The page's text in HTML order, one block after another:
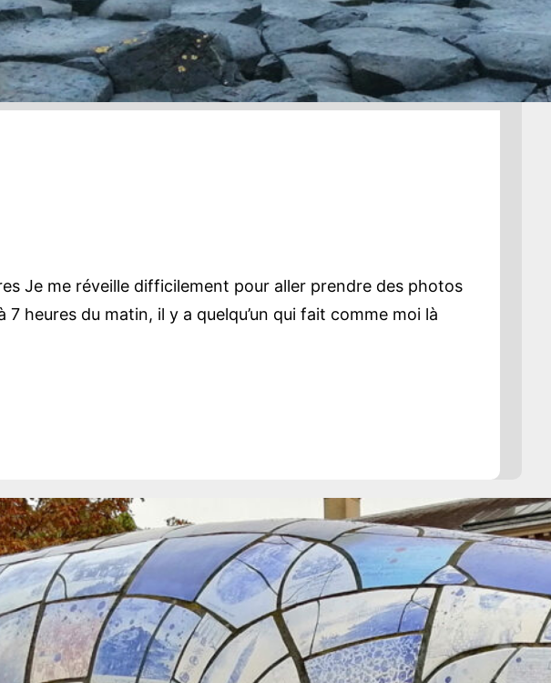
Je me réveille difficilement pour aller prendre des photos
heures du matin, il y a quelqu’un qui fait comme moi là